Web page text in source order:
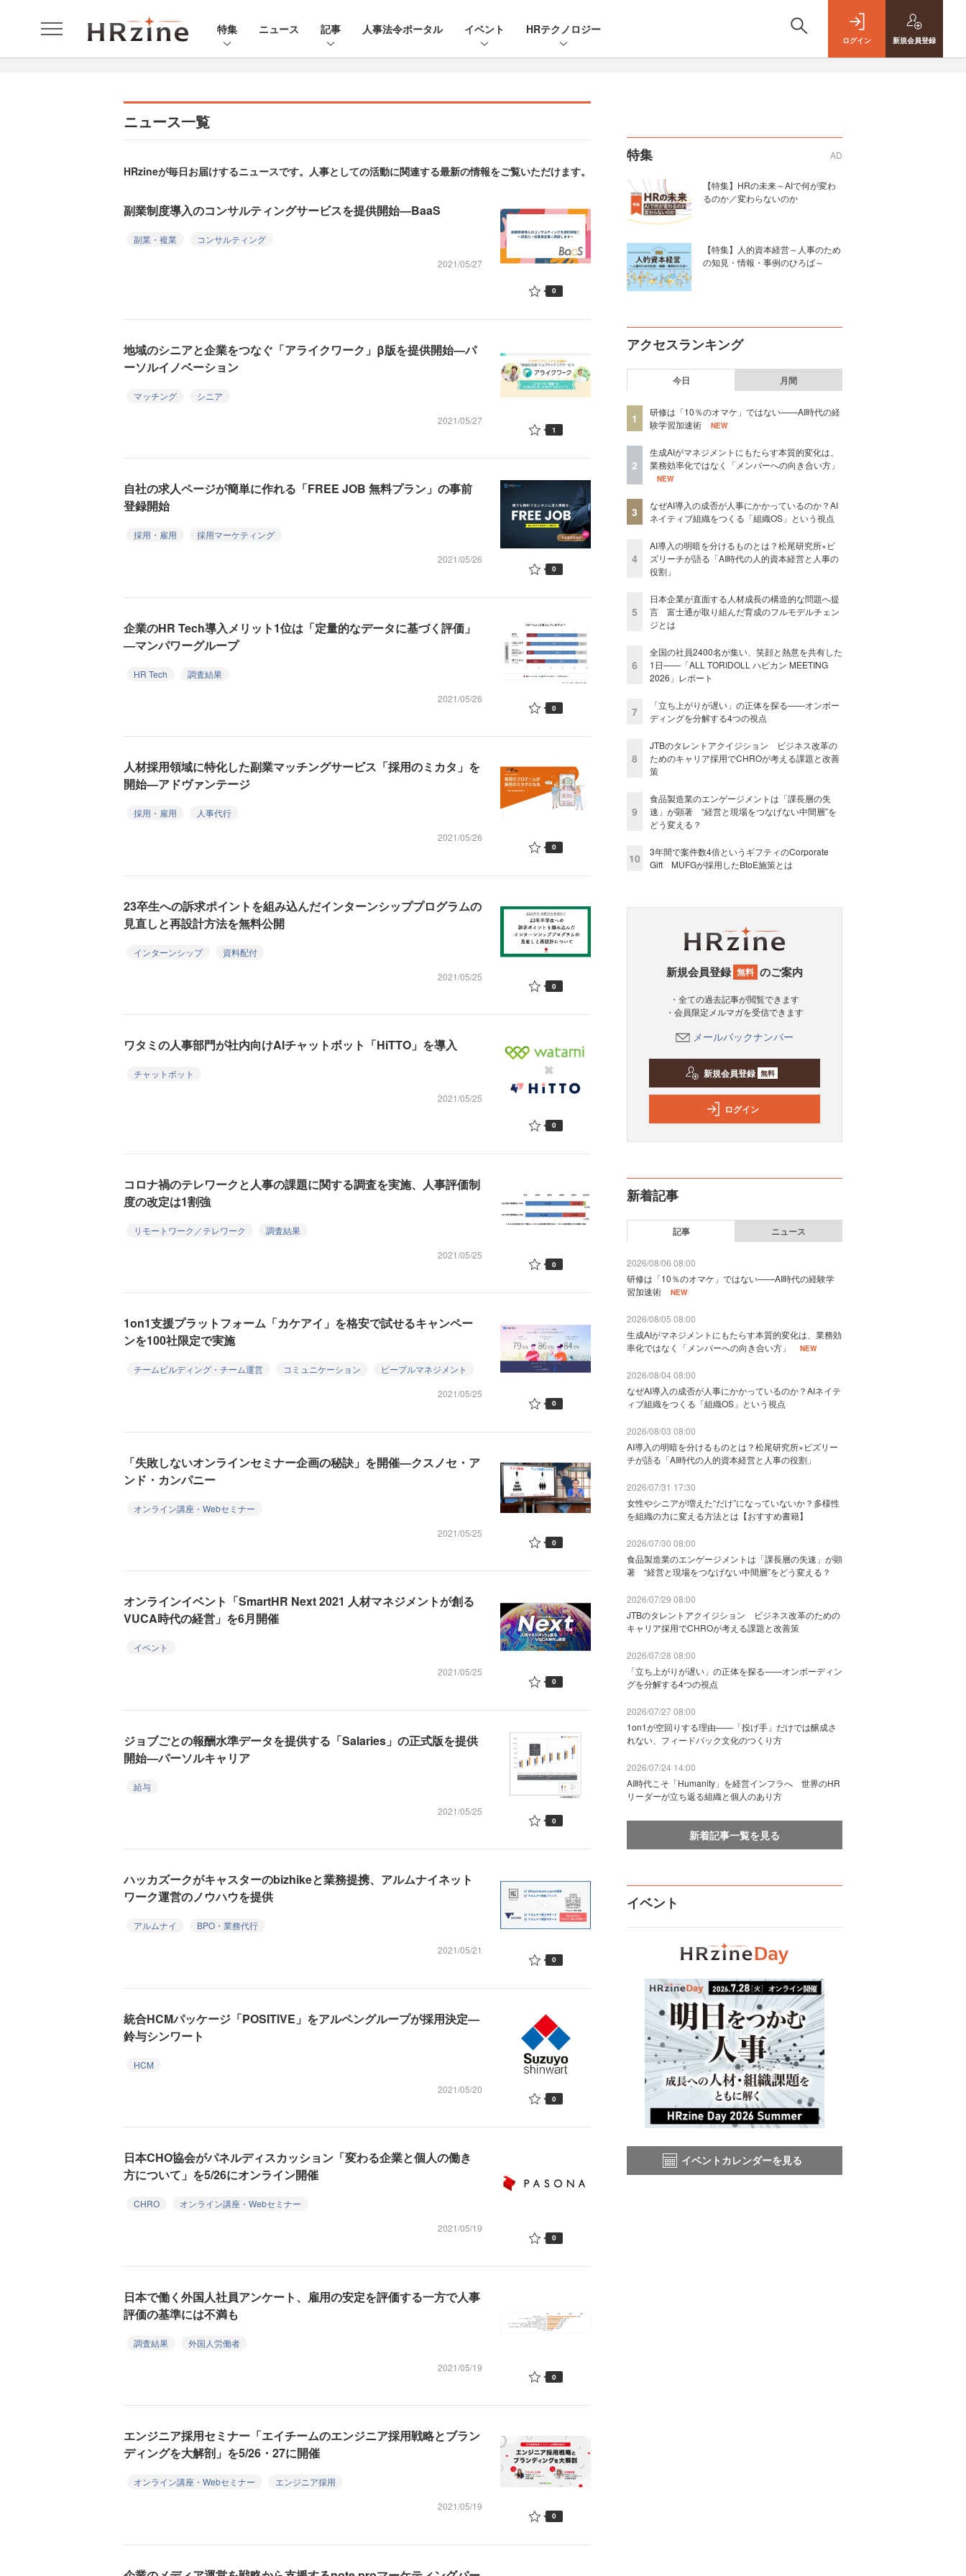
特集 ニュース 記事 人事法令ポータル イベント HRテクノロジー
ログイン 新規会員登録
ニュース一覧
HRzineが毎日お届けするニュースです。人事としての活動に関連する最新の情報をご覧いただけます。
副業制度導入のコンサルティングサービスを提供開始―BaaS
副業・複業
コンサルティング
2021/05/27
0
地域のシニアと企業をつなぐ「アライクワーク」β版を提供開始―パ
ーソルイノベーション
マッチング
シニア
2021/05/27
1
自社の求人ページが簡単に作れる「FREE JOB 無料プラン」の事前
登録開始
採用・雇用
採用マーケティング
2021/05/26
0
企業のHR Tech導入メリット1位は「定量的なデータに基づく評価」
―マンパワーグループ
HR Tech
調査結果
2021/05/26
0
人材採用領域に特化した副業マッチングサービス「採用のミカタ」を
開始―アドヴァンテージ
採用・雇用
人事代行
2021/05/26
0
23卒生への訴求ポイントを組み込んだインターンシッププログラムの
見直しと再設計方法を無料公開
インターンシップ
資料配付
2021/05/25
0
ワタミの人事部門が社内向けAIチャットボット「HiTTO」を導入
チャットボット
2021/05/25
0
コロナ禍のテレワークと人事の課題に関する調査を実施、人事評価制
度の改定は1割強
リモートワーク／テレワーク
調査結果
2021/05/25
0
1on1支援プラットフォーム「カケアイ」を格安で試せるキャンペー
ンを100社限定で実施
チームビルディング・チーム運営 コミュニケーション
ピープルマネジメント
2021/05/25
0
「失敗しないオンラインセミナー企画の秘訣」を開催―クスノセ・ア
ンド・カンパニー
オンライン講座・Webセミナー
2021/05/25
0
オンラインイベント「SmartHR Next 2021 人材マネジメントが創る
VUCA時代の経営」を6月開催
イベント
2021/05/25
0
ジョブごとの報酬水準データを提供する「Salaries」の正式版を提供
開始―パーソルキャリア
給与
2021/05/25
0
ハッカズークがキャスターのbizhikeと業務提携、アルムナイネット
ワーク運営のノウハウを提供
アルムナイ
BPO・業務代行
2021/05/21
0
統合HCMパッケージ「POSITIVE」をアルペングループが採用決定―
鈴与シンワート
HCM
2021/05/20
0
日本CHO協会がパネルディスカッション「変わる企業と個人の働き
方について」を5/26にオンライン開催
CHRO
オンライン講座・Webセミナー
2021/05/19
0
日本で働く外国人社員アンケート、雇用の安定を評価する一方で人事
評価の基準には不満も
調査結果
外国人労働者
2021/05/19
0
エンジニア採用セミナー「エイチームのエンジニア採用戦略とブラン
ディングを大解剖」を5/26・27に開催
オンライン講座・Webセミナー
エンジニア採用
2021/05/19
0
特集 AD
【特集】HRの未来～AIで何が変わ
るのか／変わらないのか
【特集】人的資本経営～人事のため
の知見・情報・事例のひろば～
アクセスランキング
今日 月間
1
研修は「10％のオマケ」ではない——AI時代の経
験学習加速術
NEW
2
生成AIがマネジメントにもたらす本質的変化は、
業務効率化ではなく「メンバーへの向き合い方」
NEW
3
なぜAI導入の成否が人事にかかっているのか？AI
ネイティブ組織をつくる「組織OS」という視点
4
AI導入の明暗を分けるものとは？松尾研究所×ビ
ズリーチが語る「AI時代の人的資本経営と人事の
役割」
5
日本企業が直面する人材成長の構造的な問題へ提
言 富士通が取り組んだ育成のフルモデルチェン
ジとは
6
全国の社員2400名が集い、笑顔と熱意を共有した
1日――「ALL TORIDOLL ハピカン MEETING
2026」レポート
7
「立ち上がりが遅い」の正体を探る——オンボー
ディングを分解する4つの視点
8
JTBのタレントアクイジション ビジネス改革の
ためのキャリア採用でCHROが考える課題と改善
策
9
食品製造業のエンゲージメントは「課長層の失
速」が顕著 “経営と現場をつなげない中間層”を
どう変える？
10
3年間で案件数4倍というギフティのCorporate
Gift MUFGが採用したBtoE施策とは
新規会員登録 無料 のご案内
・全ての過去記事が閲覧できます
・会員限定メルマガを受信できます
メールバックナンバー
新規会員登録 無料
ログイン
新着記事
記事 ニュース
2026/08/06 08:00
研修は「10％のオマケ」ではない——AI時代の経験学
習加速術
NEW
2026/08/05 08:00
生成AIがマネジメントにもたらす本質的変化は、業務効
率化ではなく「メンバーへの向き合い方」
NEW
2026/08/04 08:00
なぜAI導入の成否が人事にかかっているのか？AIネイテ
ィブ組織をつくる「組織OS」という視点
2026/08/03 08:00
AI導入の明暗を分けるものとは？松尾研究所×ビズリー
チが語る「AI時代の人的資本経営と人事の役割」
2026/07/31 17:30
女性やシニアが増えた“だけ”になっていないか？多様性
を組織の力に変える方法とは【おすすめ書籍】
2026/07/30 08:00
食品製造業のエンゲージメントは「課長層の失速」が顕
著 “経営と現場をつなげない中間層”をどう変える？
2026/07/29 08:00
JTBのタレントアクイジション ビジネス改革のための
キャリア採用でCHROが考える課題と改善策
2026/07/28 08:00
「立ち上がりが遅い」の正体を探る——オンボーディン
グを分解する4つの視点
2026/07/27 08:00
1on1が空回りする理由——「投げ手」だけでは醸成さ
れない、フィードバック文化のつくり方
2026/07/24 14:00
AI時代こそ「Humanity」を経営インフラへ 世界のHR
リーダーが立ち返る組織と個人のあり方
新着記事一覧を見る
イベント
イベントカレンダーを見る